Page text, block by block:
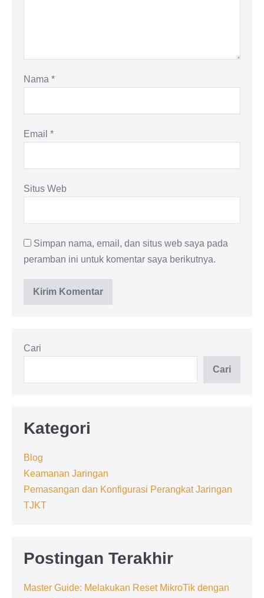
Nama *
Email *
Situs Web
Simpan nama, email, dan situs web saya pada
peramban ini untuk komentar saya berikutnya.
Cari
Cari
Kategori
Blog
Keamanan Jaringan
Pemasangan dan Konfigurasi Perangkat Jaringan
TJKT
Postingan Terakhir
Master Guide: Melakukan Reset MikroTik dengan